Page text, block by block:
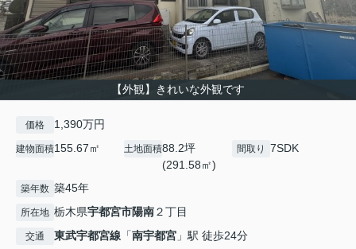
【外観】きれいな外観です
価格 1,390万円
建物面積155.67㎡ 土地面積88.2坪
(291.58㎡)
間取り 7SDK
築年数 築45年
所在地 栃木県宇都宮市陽南２丁目
交通 東武宇都宮線 「南宇都宮 」駅 徒歩24分